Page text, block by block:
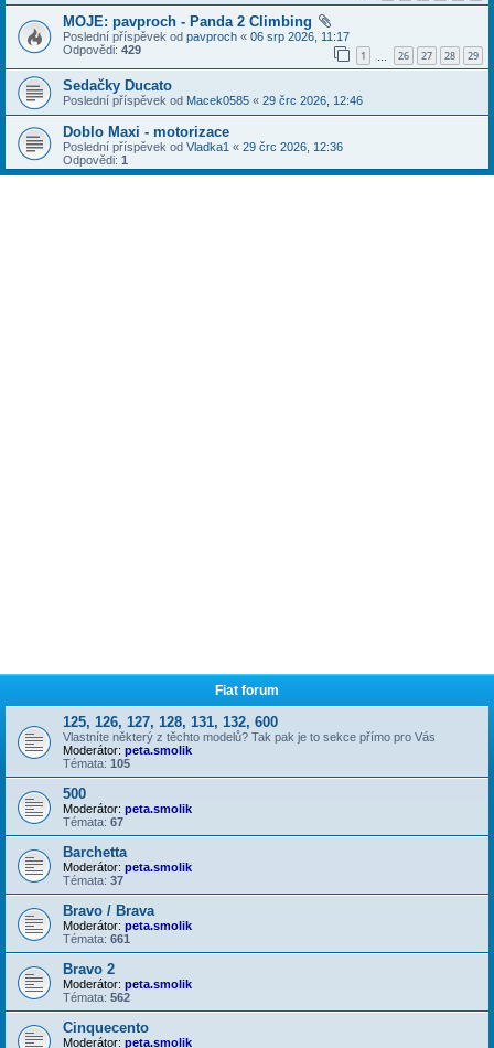
MOJE: pavproch - Panda 2 Climbing
Poslední příspěvek od pavproch « 06 srp 2026, 11:17
Odpovědi: 429 1 26 27 28 29
Sedačky Ducato
Poslední příspěvek od Macek0585 « 29 črc 2026, 12:46
Doblo Maxi - motorizace
Poslední příspěvek od Vladka1 « 29 črc 2026, 12:36
Odpovědi: 1
Fiat forum
125, 126, 127, 128, 131, 132, 600
Vlastníte některý z těchto modelů? Tak pak je to sekce přímo pro Vás
Moderátor: peta.smolik
Témata: 105
500
Moderátor: peta.smolik
Témata: 67
Barchetta
Moderátor: peta.smolik
Témata: 37
Bravo / Brava
Moderátor: peta.smolik
Témata: 661
Bravo 2
Moderátor: peta.smolik
Témata: 562
Cinquecento
Moderátor: peta.smolik